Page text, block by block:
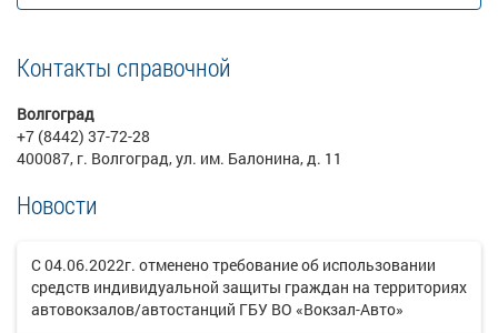
Контакты справочной
Волгоград
+7 (8442) 37-72-28
400087, г. Волгоград, ул. им. Балонина, д. 11
Новости
С 04.06.2022г. отменено требование об использовании
средств индивидуальной защиты граждан на территориях
автовокзалов/автостанций ГБУ ВО «Вокзал-Авто»